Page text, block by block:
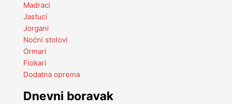
Madraci
Jastuci
Jorgani
Noćni stolovi
Ormari
Fiokari
Dodatna oprema
Dnevni boravak